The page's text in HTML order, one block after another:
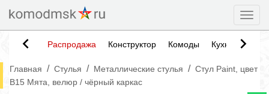
Распродажа Конструктор Комоды Кухни
Главная / Стулья / Металлические стулья / Стул Paint, цвет
B15 Мята, велюр / чёрный каркас